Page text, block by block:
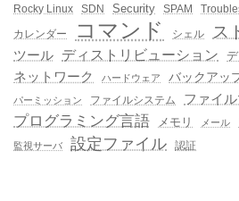
Rocky Linux SDN Security SPAM
カレンダー
コマンド シェル ス
ツール ディストリビューション
ネットワーク ハードウェア バックアッ
パーミッション ファイルシステム ファイ
プログラミング言語 メモリ メール
監視サーバ 設定ファイル 認証